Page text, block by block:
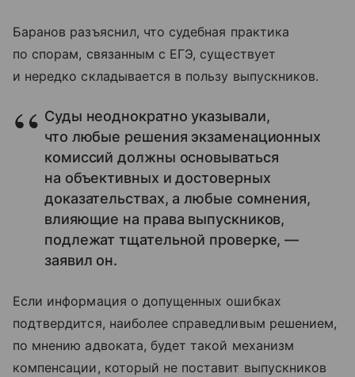
Баранов разъяснил, что судебная практика
по спорам, связанным с ЕГЭ, существует
и нередко складывается в пользу выпускников.
Суды неоднократно указывали,
что любые решения экзаменационных
комиссий должны основываться
на объективных и достоверных
доказательствах, а любые сомнения,
влияющие на права выпускников,
подлежат тщательной проверке, —
заявил он.
Если информация о допущенных ошибках
подтвердится, наиболее справедливым решением,
по мнению адвоката, будет такой механизм
компенсации, который не поставит выпускников